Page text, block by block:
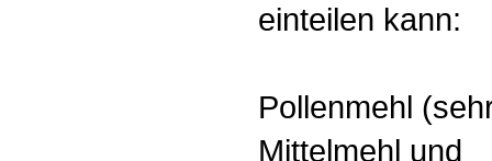
einteilen kann:
Pollenmehl
Mittelmehl und